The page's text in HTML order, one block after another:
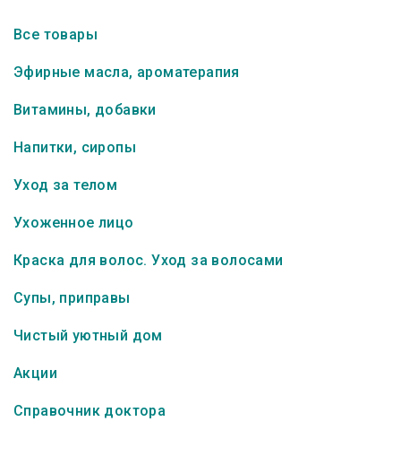
Все товары
Эфирные масла, ароматерапия
Витамины, добавки
Напитки, сиропы
Уход за телом
Ухоженное лицо
Краска для волос. Уход за волосами
Супы, приправы
Чистый уютный дом
Акции
Справочник доктора